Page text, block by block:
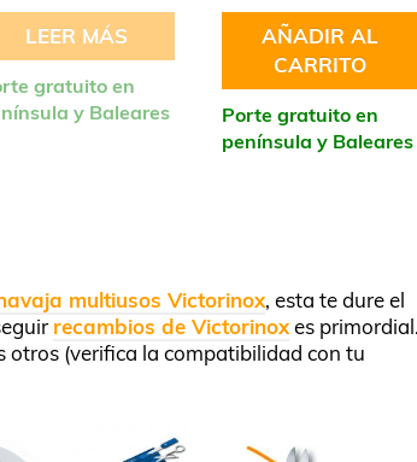
LEER MÁS
gratuito en
y Baleares
AÑADIR AL
CARRITO
Porte gratuito en
península y Baleares
multiusos Victorinox, esta te dure el
recambios de Victorinoxes primordial.
otros (verifica la compatibilidad con tu